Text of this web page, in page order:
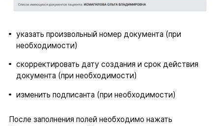
указать произвольный номер документа (при
необходимости)
скорректировать дату создания и срок действия
документа (при необходимости)
изменить подписанта (при необходимости)
После заполнения полей необходимо нажать